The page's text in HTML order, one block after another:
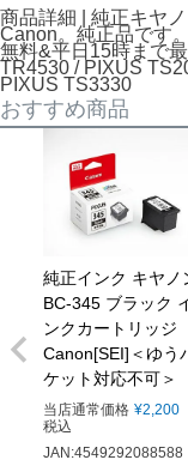
商品詳細 | 純正キヤ
Canon。純正品です
無料&平日15時まで
TR4530 / PIXUS
PIXUS TS3330
おすすめ商品
純正インク キヤノ
BC-345 ブラック
ンクカートリッジ
Canon[SEI]＜ゆう
ケット対応不可＞
当店通常価格 ¥2,200
税込
JAN:4549292088588